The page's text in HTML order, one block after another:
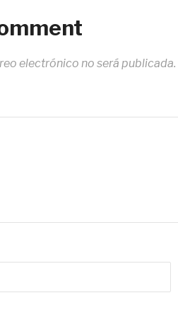
electrónico no será publicada.